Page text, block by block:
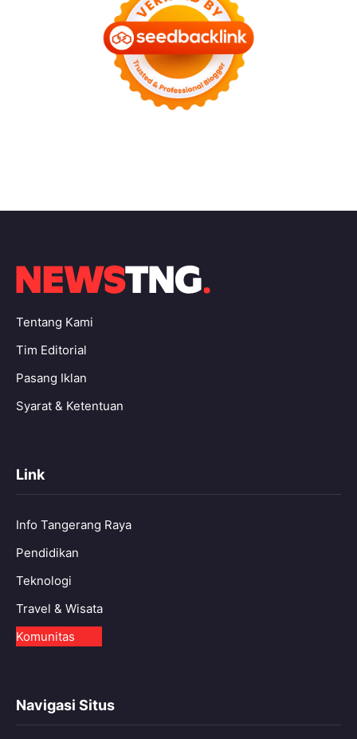
Tentang Kami
Tim Editorial
Pasang Iklan
Syarat & Ketentuan
Link
Info Tangerang Raya
Pendidikan
Teknologi
Travel & Wisata
Komunitas
Navigasi Situs